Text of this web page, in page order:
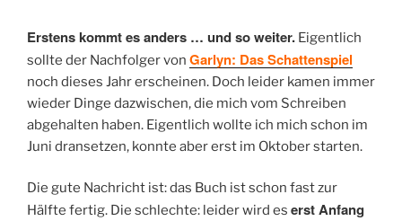
Erstens kommt es anders … und so weiter. Eigentlich
sollte der Nachfolger von Garlyn: Das Schattenspiel
noch dieses Jahr erscheinen. Doch leider kamen immer
wieder Dinge dazwischen, die mich vom Schreiben
abgehalten haben. Eigentlich wollte ich mich schon im
Juni dransetzen, konnte aber erst im Oktober starten.
Die gute Nachricht ist: das Buch ist schon fast zur
Hälfte fertig. Die schlechte: leider wird es erst Anfang